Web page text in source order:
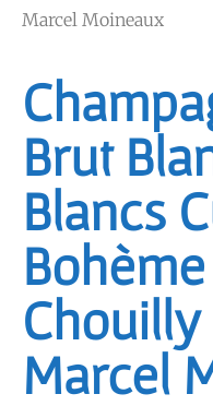
Marcel Moineaux
Brut
Blancs
Chouilly
Marcel